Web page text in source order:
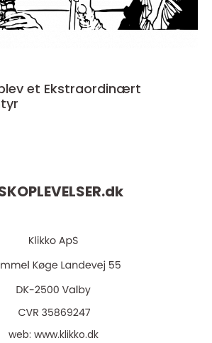
et Ekstraordinært
dk
web: www.klikko.dk